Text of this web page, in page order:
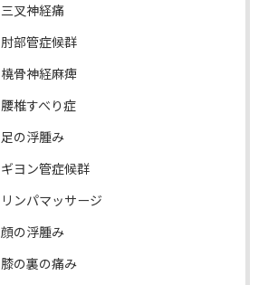
三叉神経痛
肘部管症候群
橈骨神経麻痺
腰椎すべり症
足の浮腫み
ギヨン管症候群
リンパマッサージ
顔の浮腫み
膝の裏の痛み